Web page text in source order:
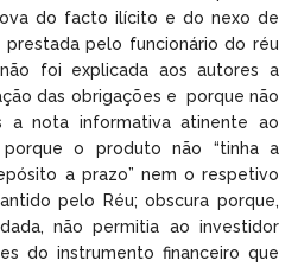
do facto ilícito e do nexo de
prestada pelo funcionário do réu
foi explicada aos autores a
das obrigações e porque não
a nota informativa atinente ao
o produto não “tinha a
a prazo” nem o respetivo
pelo Réu; obscura porque,
não permitia ao investidor
do instrumento financeiro que